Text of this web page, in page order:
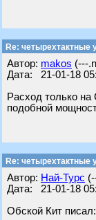
Re: четырехтактные
Автор: makos (---
Дата: 21-01-18
Расход только
подобной
Re: четырехтактные
Автор: Най-Турс
Дата: 21-01-18
Обской Кит писал: